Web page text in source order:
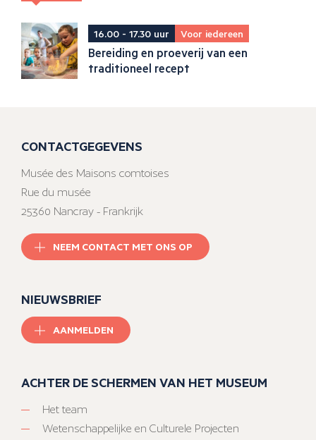
16.00 - 17.30 uur Voor iedereen
Bereiding en proeverij van een
traditioneel recept
CONTACTGEGEVENS
Musée des Maisons comtoises
Rue du musée
25360 Nancray - Frankrijk
NEEM CONTACT MET ONS OP
NIEUWSBRIEF
AANMELDEN
ACHTER DE SCHERMEN VAN HET MUSEUM
Het team
Wetenschappelijke en Culturele Projecten